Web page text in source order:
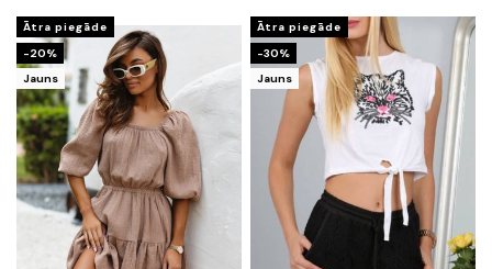
Ātra piegāde
-20%
Jauns
Ātra piegāde
-30%
Jauns